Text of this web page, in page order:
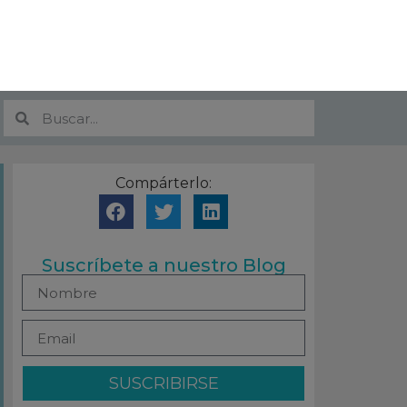
Compárterlo:
Suscríbete a nuestro Blog
SUSCRIBIRSE